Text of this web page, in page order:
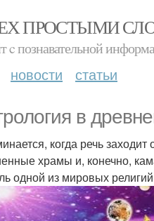
ПРОСТЫМИ
c познавательной
новости статьи
в
когда речь
храмы и, конечно,
одной из мировых